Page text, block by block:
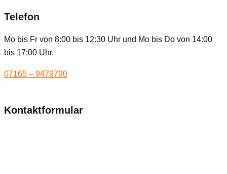
Telefon
Mo bis Fr von 8:00 bis 12:30 Uhr und Mo bis Do von 14:00
bis 17:00 Uhr.
07165 – 9479790
Kontaktformular